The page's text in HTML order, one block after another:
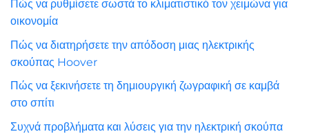
Πώς να ρυθμίσετε σωστά το κλιματιστικό τον χειμώνα για
οικονομία
Πώς να διατηρήσετε την απόδοση μιας ηλεκτρικής
σκούπας Hoover
Πώς να ξεκινήσετε τη δημιουργική ζωγραφική σε καμβά
στο σπίτι
Συχνά προβλήματα και λύσεις για την ηλεκτρική σκούπα